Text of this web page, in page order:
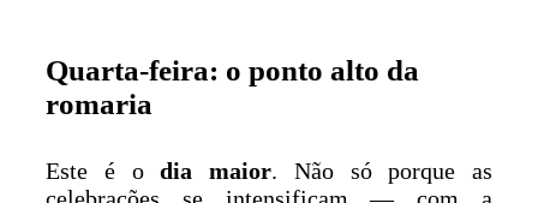
Quarta-feira: o ponto alto da
romaria
Este é odia maior. Não só porque as